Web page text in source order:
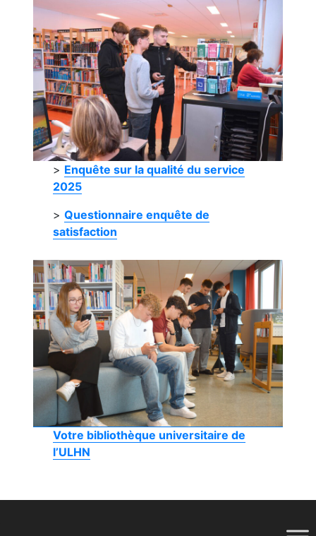
> Enquête sur la qualité du service
2025
>Questionnaire enquête de
satisfaction
Votre bibliothèque universitaire de
l’ULHN